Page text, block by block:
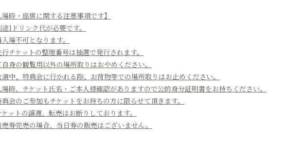
場時・座席に関する注意事項です】
途1ドリンク代が必要です。
入場不可となります。
行チケットの整理番号は抽選で発行されます。
自身の観覧用以外の場所取りはおやめください。
演中、特典会に行かれる際、お荷物等での場所取りはお止めください。
場時、チケット氏名・ご本人様確認がありますので公的身分証明書をお持ちください。
典会のご参加もチケットをお持ちの方に限らせて頂きます。
ケットの譲渡、転売はお断りしております。
売券完売の場合、当日券の販売はございません。